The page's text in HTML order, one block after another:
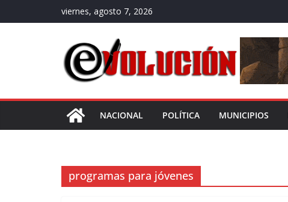
al
viernes, agosto 7, 2026
NACIONAL POLÍTICA MUNICIPIOS
programas para jóvenes